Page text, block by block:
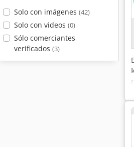
Solo con imágenes (42)
Solo con videos (0)
Sólo comerciantes
verificados (3)